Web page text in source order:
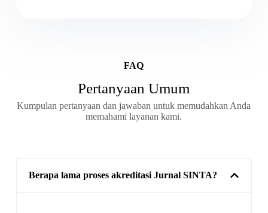
FAQ
Pertanyaan Umum
Kumpulan pertanyaan dan jawaban untuk memudahkan Anda
memahami layanan kami.
Berapa lama proses akreditasi Jurnal SINTA?